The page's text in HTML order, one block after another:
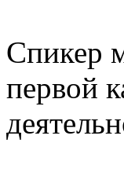
Спикер
первой